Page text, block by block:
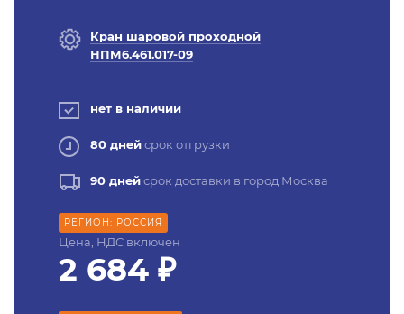
Кран шаровой проходной
НПМ6.461.017-09
нет в наличии
80 днейсрок отгрузки
90 днейсрок доставки в город Москва
РЕГИОН: РОССИЯ
Цена, НДС включен
2 684 ₽